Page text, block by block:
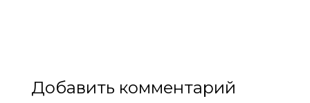
Добавить комментарий